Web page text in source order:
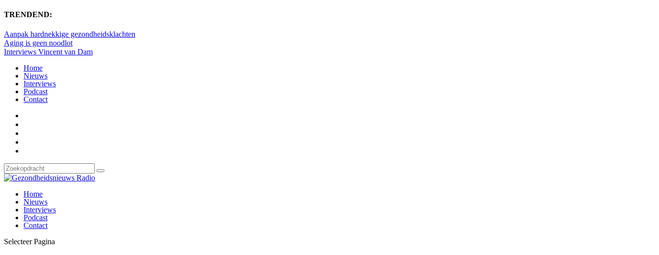
TRENDEND:
Aanpak hardnekkige gezondheidsklachten
Aging is geen noodlot
Interviews Vincent van Dam
Home
Nieuws
Interviews
Podcast
Contact
Home
Nieuws
Interviews
Podcast
Contact
Selecteer Pagina